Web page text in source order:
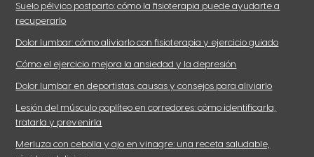
Suelo pélvico postparto: cómo la fisioterapia puede ayudarte a
recuperarlo
Dolor lumbar: cómo aliviarlo con fisioterapia y ejercicio guiado
Cómo el ejercicio mejora la ansiedad y la depresión
Dolor lumbar en deportistas: causas y consejos para aliviarlo
Lesión del músculo poplíteo en corredores: cómo identificarla,
tratarla y prevenirla
Merluza con cebolla y ajo en vinagre: una receta saludable,